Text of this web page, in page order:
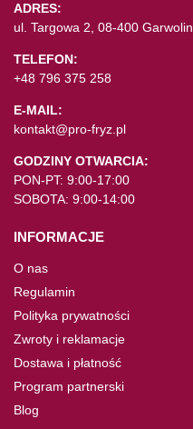
ADRES:
ul. Targowa 2, 08-400 Garwolin
TELEFON:
+48 796 375 258
E-MAIL:
kontakt@pro-fryz.pl
GODZINY OTWARCIA:
PON-PT: 9:00-17:00
SOBOTA: 9:00-14:00
INFORMACJE
O nas
Regulamin
Polityka prywatności
Zwroty i reklamacje
Dostawa i płatność
Program partnerski
Blog